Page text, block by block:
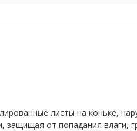
листы на коньке,
защищая от попадания влаги,